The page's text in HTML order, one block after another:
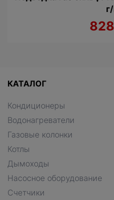
КАТАЛОГ
Кондиционеры
Водонагреватели
Газовые колонки
Котлы
Дымоходы
Насосное оборудование
Счетчики